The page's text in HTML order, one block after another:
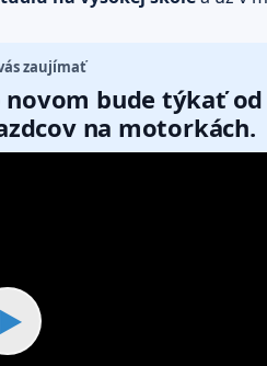
zaujímať
novom bude týkať od
na motorkách.
▶